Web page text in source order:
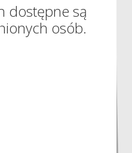
dostępne są
osób.